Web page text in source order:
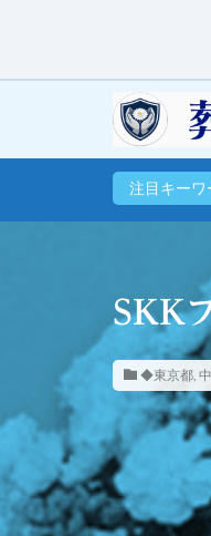
注目キーワ
SKK
◆東京都,